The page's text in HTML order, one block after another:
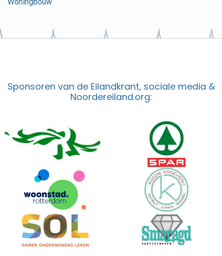
Sponsoren van de Eilandkrant, sociale media &
Noordereiland.org: